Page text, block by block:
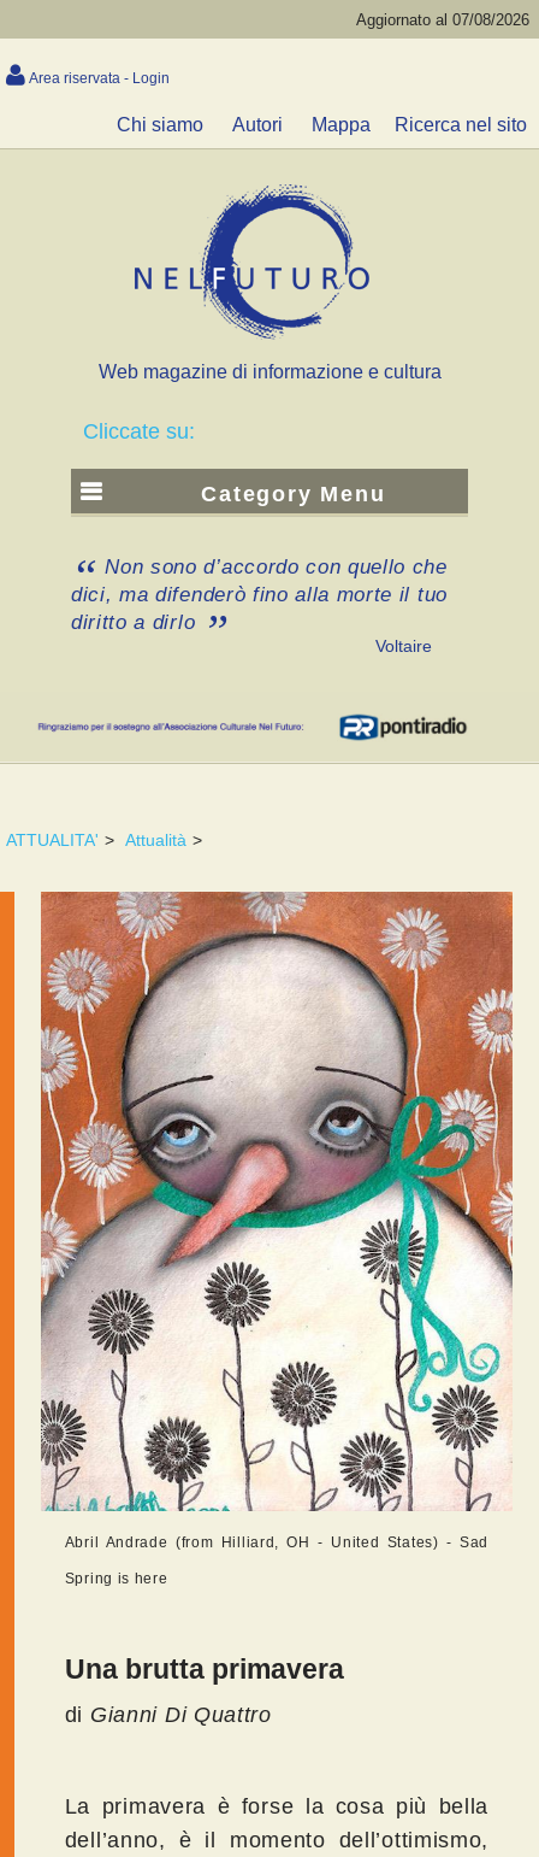
Aggiornato al 07/08/2026
Area riservata - Login
Chi siamo Autori Mappa Ricerca nel sito
Web magazine di informazione e cultura
Cliccate su:
Category Menu
Non sono d’accordo con quello che
dici, ma difenderò fino alla morte il tuo
diritto a dirlo
Voltaire
ATTUALITA' > Attualità >
Abril Andrade (from Hilliard, OH - United States) - Sad
Spring is here
Una brutta primavera
di Gianni Di Quattro
La primavera è forse la cosa più bella
dell’anno, è il momento dell’ottimismo,